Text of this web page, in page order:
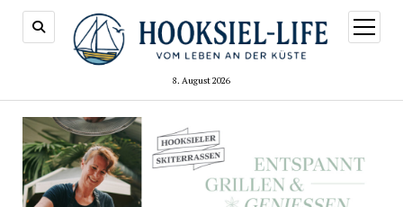
8. August 2026
Menü
öffnen